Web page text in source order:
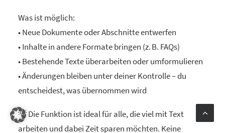
Was ist möglich:
• Neue Dokumente oder Abschnitte entwerfen
• Inhalte in andere Formate bringen (z. B. FAQs)
• Bestehende Texte überarbeiten oder umformulieren
• Änderungen bleiben unter deiner Kontrolle – du
entscheidest, was übernommen wird
💡 Die Funktion ist ideal für alle, die viel mit Text
arbeiten und dabei Zeit sparen möchten. Keine